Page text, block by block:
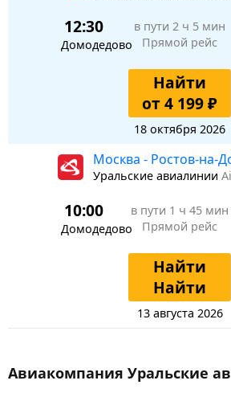
12:30
Домодедово
в пути 2 ч 5 мин
Прямой рейс
Найти
от 4 199 ₽
18 октября 2026
Москва - Ростов-на-
Уральские авиалинии
10:00
Домодедово
в пути 1 ч 45 мин
Прямой рейс
Найти
Найти
13 августа 2026
Авиакомпания Уральские